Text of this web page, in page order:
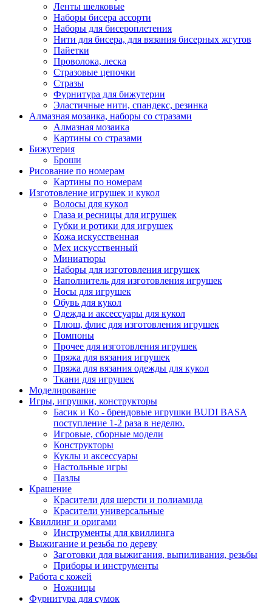
Ленты шелковые
Наборы бисера ассорти
Наборы для бисероплетения
Нити для бисера, для вязания бисерных жгутов
Пайетки
Проволока, леска
Стразовые цепочки
Стразы
Фурнитура для бижутерии
Эластичные нити, спандекс, резинка
Алмазная мозаика, наборы со стразами
Алмазная мозаика
Картины co стразами
Бижутерия
Броши
Рисование по номерам
Картины по номерам
Изготовление игрушек и кукол
Волосы для кукол
Глаза и ресницы для игрушек
Губки и ротики для игрушек
Кожа искусственная
Мех искусственный
Миниатюры
Наборы для изготовления игрушек
Наполнитель для изготовления игрушек
Носы для игрушек
Обувь для кукол
Одежда и аксессуары для кукол
Плюш, флис для изготовления игрушек
Помпоны
Прочее для изготовления игрушек
Пряжа для вязания игрушек
Пряжа для вязания одежды для кукол
Ткани для игрушек
Моделирование
Игры, игрушки, конструкторы
Басик и Ко - брендовые игрушки BUDI BASA
поступление 1-2 раза в неделю.
Игровые, сборные модели
Конструкторы
Куклы и аксессуары
Настольные игры
Пазлы
Крашение
Красители для шерсти и полиамида
Красители универсальные
Квиллинг и оригами
Инструменты для квиллинга
Выжигание и резьба по дереву
Заготовки для выжигания, выпиливания, резьбы
Приборы и инструменты
Работа с кожей
Ножницы
Фурнитура для сумок